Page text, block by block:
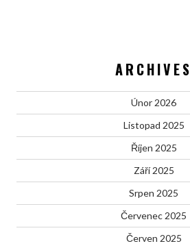
ARCHIVES
Únor 2026
Listopad 2025
Říjen 2025
Září 2025
Srpen 2025
Červenec 2025
Červen 2025